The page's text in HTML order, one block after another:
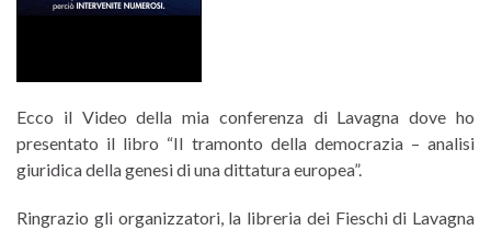
Ecco il Video della mia conferenza di Lavagna dove ho
presentato il libro “Il tramonto della democrazia – analisi
giuridica della genesi di una dittatura europea”.
Ringrazio gli organizzatori, la libreria dei Fieschi di Lavagna